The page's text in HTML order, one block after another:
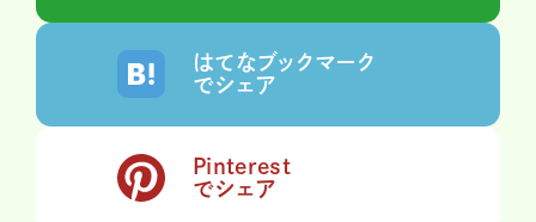
はてなブックマーク
でシェア
Pinterest
でシェア